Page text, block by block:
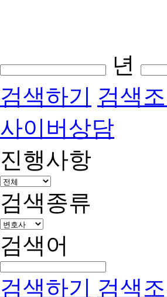
년
검색하기 검색
사이버상담
진행사항
검색종류
검색어
검색하기 검색